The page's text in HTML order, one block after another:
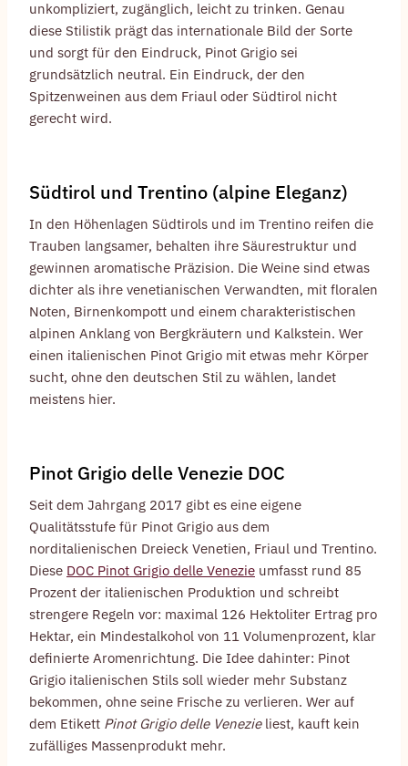
unkompliziert, zugänglich, leicht zu trinken. Genau
diese Stilistik prägt das internationale Bild der Sorte
und sorgt für den Eindruck, Pinot Grigio sei
grundsätzlich neutral. Ein Eindruck, der den
Spitzenweinen aus dem Friaul oder Südtirol nicht
gerecht wird.
Südtirol und Trentino (alpine Eleganz)
In den Höhenlagen Südtirols und im Trentino reifen die
Trauben langsamer, behalten ihre Säurestruktur und
gewinnen aromatische Präzision. Die Weine sind etwas
dichter als ihre venetianischen Verwandten, mit floralen
Noten, Birnenkompott und einem charakteristischen
alpinen Anklang von Bergkräutern und Kalkstein. Wer
einen italienischen Pinot Grigio mit etwas mehr Körper
sucht, ohne den deutschen Stil zu wählen, landet
meistens hier.
Pinot Grigio delle Venezie DOC
Seit dem Jahrgang 2017 gibt es eine eigene
Qualitätsstufe für Pinot Grigio aus dem
norditalienischen Dreieck Venetien, Friaul und Trentino.
Diese DOC Pinot Grigio delle Venezie umfasst rund 85
Prozent der italienischen Produktion und schreibt
strengere Regeln vor: maximal 126 Hektoliter Ertrag pro
Hektar, ein Mindestalkohol von 11 Volumenprozent, klar
definierte Aromenrichtung. Die Idee dahinter: Pinot
Grigio italienischen Stils soll wieder mehr Substanz
bekommen, ohne seine Frische zu verlieren. Wer auf
dem Etikett Pinot Grigio delle Venezieliest, kauft kein
zufälliges Massenprodukt mehr.